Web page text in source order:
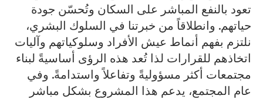
تعود بالنفع المباشر على السكان وتُحسّن جودة
حياتهم. وانطلاقاً من خبرتنا في السلوك البشري،
نلتزم بفهم أنماط عيش الأفراد وسلوكياتهم وآليات
اتخاذهم للقرارات لذا تُعد هذه الرؤى أساسيةً لبناء
مجتمعات أكثر مسؤوليةً وتفاعلاً واستدامةً. وفي
عام المجتمع، يدعم هذا المشروع بشكل مباشر